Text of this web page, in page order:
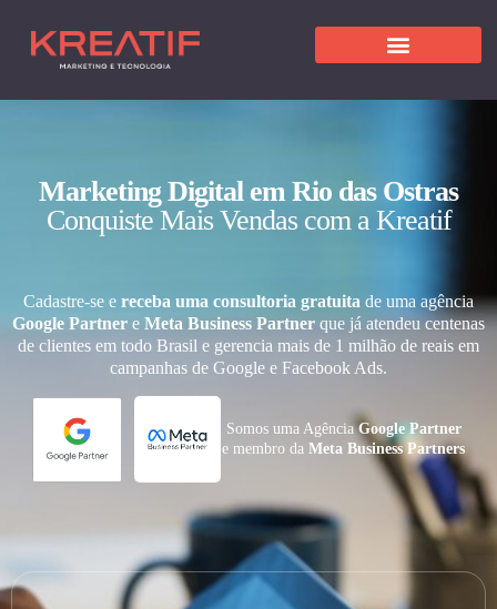
Marketing Digital em Rio das Ostras
Conquiste Mais Vendas com a Kreatif
Cadastre-se e receba uma consultoria gratuita de uma agência
Google Partner e Meta Business Partner que já atendeu centenas
de clientes em todo Brasil e gerencia mais de 1 milhão de reais em
campanhas de Google e Facebook Ads.
Somos uma AgênciaGoogle Partner
e membro daMeta Business Partners